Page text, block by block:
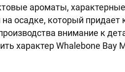
ароматы,
осадке, который придает
внимание к
характер Whalebone Bay